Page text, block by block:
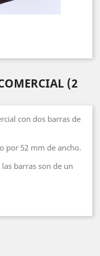
(2
con dos barras de
por 52 mm de ancho.
barras son de un